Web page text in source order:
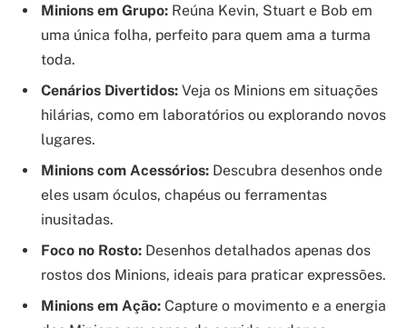
Minions em Grupo: Reúna Kevin, Stuart e Bob em
uma única folha, perfeito para quem ama a turma
toda.
Cenários Divertidos: Veja os Minions em situações
hilárias, como em laboratórios ou explorando novos
lugares.
Minions com Acessórios: Descubra desenhos onde
eles usam óculos, chapéus ou ferramentas
inusitadas.
Foco no Rosto: Desenhos detalhados apenas dos
rostos dos Minions, ideais para praticar expressões.
Minions em Ação: Capture o movimento e a energia